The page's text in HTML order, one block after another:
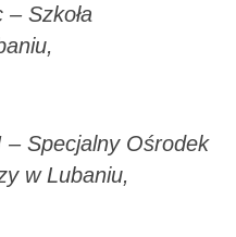
Szkoła
– Specjalny Ośrodek
w Lubaniu,